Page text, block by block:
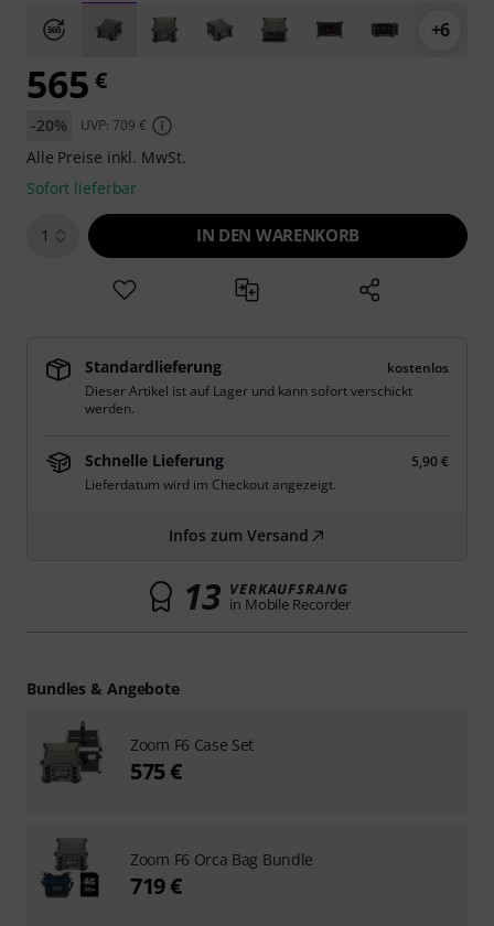
+6
565 €
-20% UVP: 709 €
Alle Preise inkl. MwSt.
Sofort lieferbar
1 IN DEN WARENKORB
Standardlieferung
kostenlos
Dieser Artikel ist auf Lager und kann sofort verschickt
werden.
Schnelle Lieferung
5,90 €
Lieferdatum wird im Checkout angezeigt.
Infos zum Versand
13 VERKAUFSRANG
in Mobile Recorder
Bundles & Angebote
Zoom F6 Case Set
575 €
Zoom F6 Orca Bag Bundle
719 €